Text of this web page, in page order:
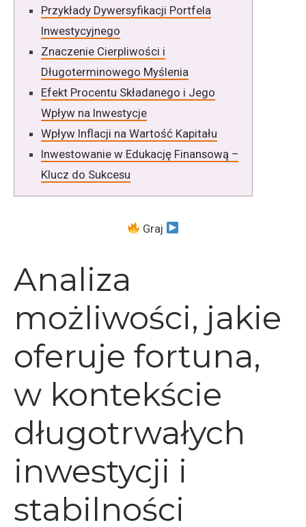
Przykłady Dywersyfikacji Portfela
Inwestycyjnego
Znaczenie Cierpliwości i
Długoterminowego Myślenia
Efekt Procentu Składanego i Jego
Wpływ na Inwestycje
Wpływ Inflacji na Wartość Kapitału
Inwestowanie w Edukację Finansową –
Klucz do Sukcesu
Graj
Analiza
możliwości, jakie
oferuje fortuna,
w kontekście
długotrwałych
inwestycji i
stabilności